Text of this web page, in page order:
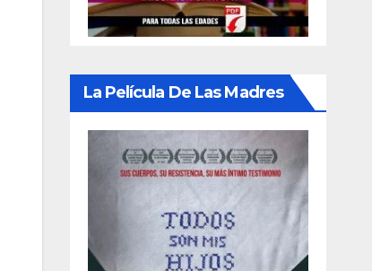
La Película De Las Madres